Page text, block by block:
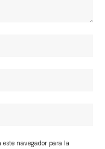
navegador para la